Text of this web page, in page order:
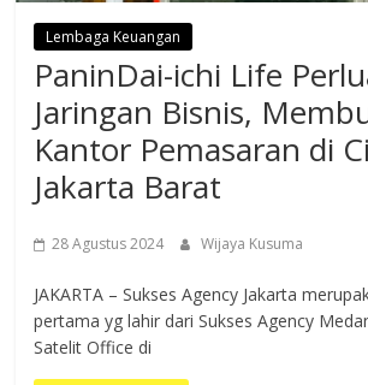
Lembaga Keuangan
PaninDai-ichi Life
Jaringan Bisnis,
Kantor Pemasaran di
Jakarta Barat
28 Agustus 2024 Wijaya Kusuma
JAKARTA – Sukses Agency Jakarta
pertama yg lahir dari Sukses Agency
Satelit Office di